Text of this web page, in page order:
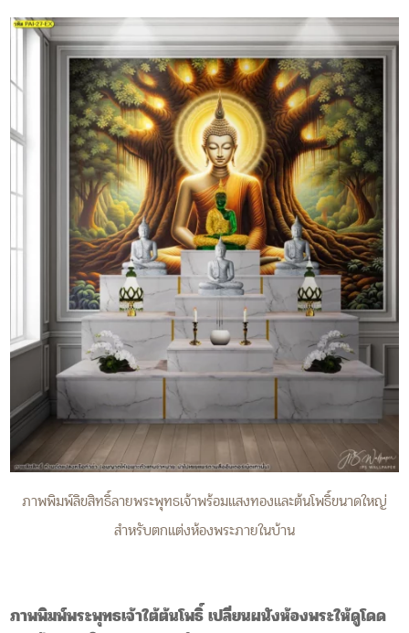
ภาพพิมพ์ลิขสิทธิ์ลายพระพุทธเจ้าพร้อมแสงทองและต้นโพธิ์ขนาดใหญ่
สำหรับตกแต่งห้องพระภายในบ้าน
ภาพพิมพ์พระพุทธเจ้าใต้ต้นโพธิ์ เปลี่ยนผนังห้องพระให้ดูโดด